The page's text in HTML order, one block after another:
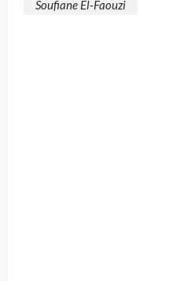
Soufiane El-Faouzi